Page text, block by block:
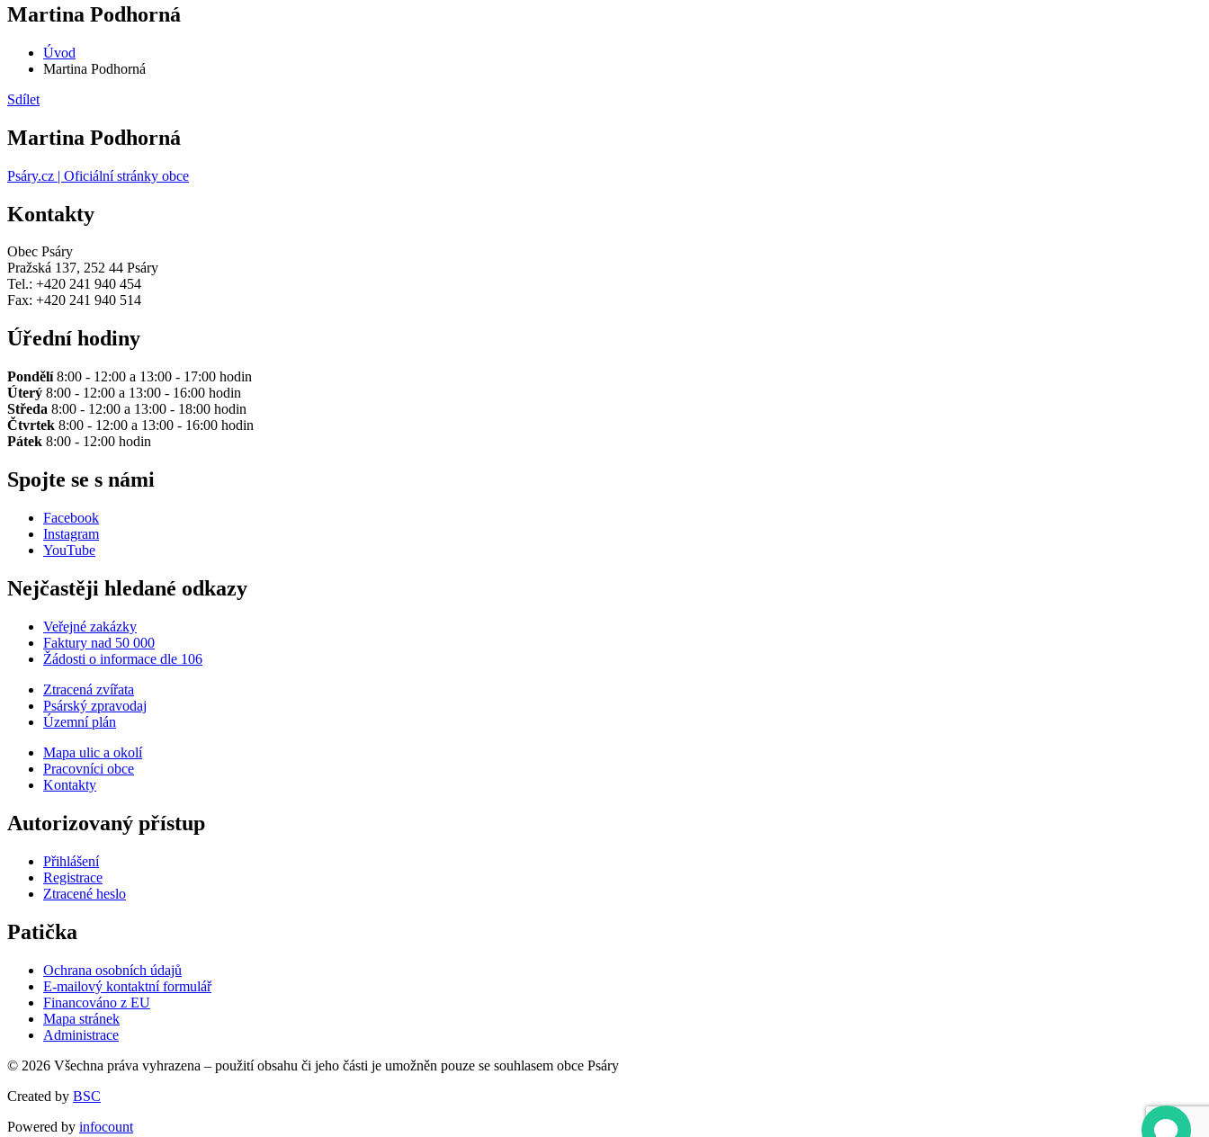
Martina Podhorná
Úvod
Martina Podhorná
Sdílet
Martina Podhorná
Psáry.cz | Oficiální stránky obce
Kontakty
Obec Psáry
Pražská 137, 252 44 Psáry
Tel.: +420 241 940 454
Fax: +420 241 940 514
Úřední hodiny
Pondělí8:00 - 12:00 a 13:00 - 17:00 hodin
Úterý 8:00 - 12:00 a 13:00 - 16:00 hodin
Středa 8:00 - 12:00 a 13:00 - 18:00 hodin
Čtvrtek 8:00 - 12:00 a 13:00 - 16:00 hodin
Pátek 8:00 - 12:00 hodin
Spojte se s námi
Facebook
Instagram
YouTube
Nejčastěji hledané odkazy
Veřejné zakázky
Faktury nad 50 000
Žádosti o informace dle 106
Ztracená zvířata
Psárský zpravodaj
Územní plán
Mapa ulic a okolí
Pracovníci obce
Kontakty
Autorizovaný přístup
Přihlášení
Registrace
Ztracené heslo
Patička
Ochrana osobních údajů
E-mailový kontaktní formulář
Financováno z EU
Mapa stránek
Administrace
© 2026 Všechna práva vyhrazena – použití obsahu či jeho části je umožněn pouze se souhlasem obce Psáry
Created by BSC
Powered by infocount